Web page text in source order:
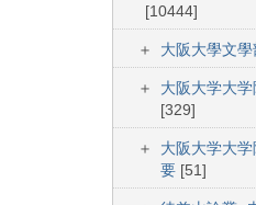
[10444]
大阪大學文
大阪大学大
[329]
大阪大学大
要 [51]